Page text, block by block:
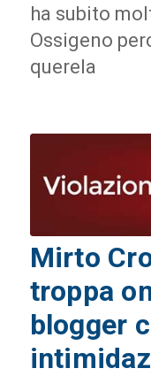
ha subito
Ossigeno
querela
Mirto
troppa
blogger